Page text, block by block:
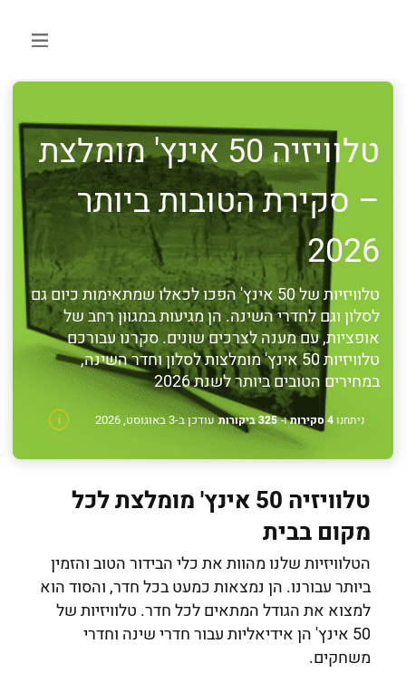
טלוויזיה 50 אינץ' מומלצת
– סקירת הטובות ביותר
2026
טלוויזיות של 50 אינץ' הפכו לכאלו שמתאימות כיום גם
לסלון וגם לחדרי השינה. הן מגיעות במגוון רחב של
אופציות, עם מענה לצרכים שונים. סקרנו עבורכם
טלוויזיות 50 אינץ' מומלצות לסלון וחדר השינה,
במחירים הטובים ביותר לשנת 2026
ניתחנו4 סקירות ו- 325 ביקורות i עודכן ב-3 באוגוסט, 2026
טלוויזיה 50 אינץ' מומלצת לכל
מקום בבית
הטלוויזיות שלנו מהוות את כלי הבידור הטוב והזמין
ביותר עבורנו. הן נמצאות כמעט בכל חדר, והסוד הוא
למצוא את הגודל המתאים לכל חדר. טלוויזיות של
50 אינץ' הן אידיאליות עבור חדרי שינה וחדרי
משחקים.